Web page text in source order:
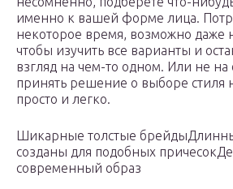
именно к вашей форме лица.
некоторое время, возможно даже
чтобы изучить все варианты и
взгляд на чем-то одном. Или не на
принять решение о выборе стиля
просто и легко.
Шикарные толстые брейды
созданы для подобных причесок
современный образ